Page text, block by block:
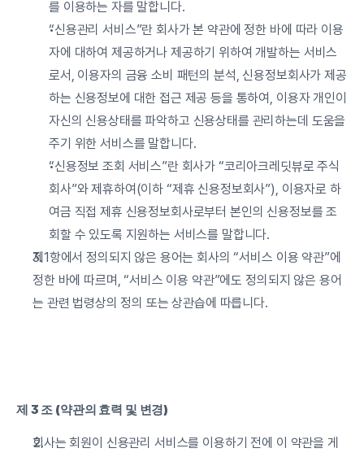
를 이용하는 자를 말합니다.
“신용관리 서비스”란 회사가 본 약관에 정한 바에 따라 이용
자에 대하여 제공하거나 제공하기 위하여 개발하는 서비스
로서, 이용자의 금융 소비 패턴의 분석, 신용정보회사가 제공
하는 신용정보에 대한 접근 제공 등을 통하여, 이용자 개인이
자신의 신용상태를 파악하고 신용상태를 관리하는데 도움을
주기 위한 서비스를 말합니다.
“신용정보 조회 서비스”란 회사가 “코리아크레딧뷰로 주식
회사”와 제휴하여(이하 “제휴 신용정보회사”), 이용자로 하
여금 직접 제휴 신용정보회사로부터 본인의 신용정보를 조
회할 수 있도록 지원하는 서비스를 말합니다.
제1항에서 정의되지 않은 용어는 회사의 “서비스 이용 약관”에
정한 바에 따르며, “서비스 이용 약관”에도 정의되지 않은 용어
는 관련 법령상의 정의 또는 상관습에 따릅니다.
제 3 조 (약관의 효력 및 변경)
회사는 회원이 신용관리 서비스를 이용하기 전에 이 약관을 게